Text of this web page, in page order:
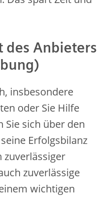
des Anbieters
insbesondere
oder Sie Hilfe
sich über den
Erfolgsbilanz
zuverlässiger
zuverlässige
wichtigen